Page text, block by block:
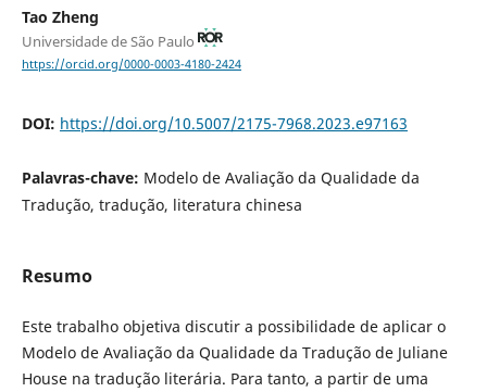
Tao Zheng
Universidade de São Paulo
https://orcid.org/0000-0003-4180-2424
DOI: https://doi.org/10.5007/2175-7968.2023.e97163
Palavras-chave: Modelo de Avaliação da Qualidade da
Tradução, tradução, literatura chinesa
Resumo
Este trabalho objetiva discutir a possibilidade de aplicar o
Modelo de Avaliação da Qualidade da Tradução de Juliane
House na tradução literária. Para tanto, a partir de uma